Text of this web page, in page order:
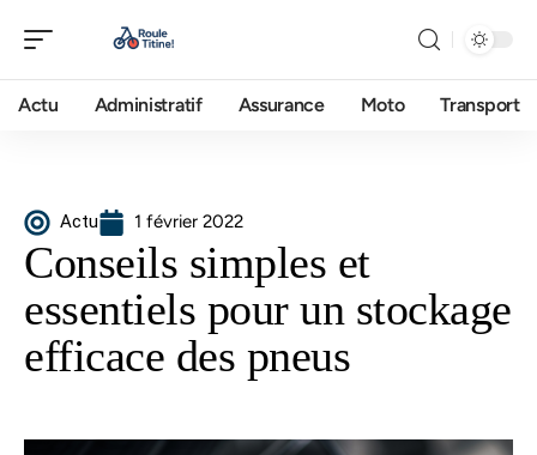
Actu Administratif Assurance Moto Transport
Actu 1 février 2022
Conseils simples et
essentiels pour un stockage
efficace des pneus